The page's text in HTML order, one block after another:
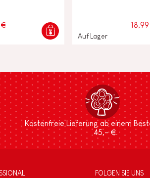
€
Auf Lager
Kostenfreie Lieferung ab einem
45,- €.
FOLGEN SIE UNS